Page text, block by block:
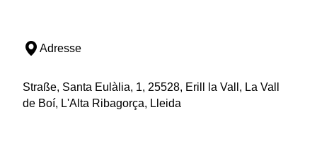
Adresse
Straße, Santa Eulàlia, 1, 25528, Erill la Vall, La Vall
de Boí, L'Alta Ribagorça, Lleida